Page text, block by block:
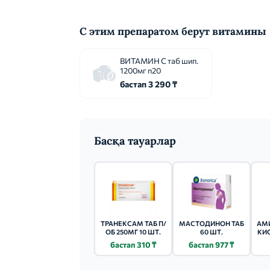
С этим препаратом берут витамины
ВИТАМИН С таб шип.
1200мг n20
бастап 3 290 ₸
Басқа тауарлар
ТРАНЕКСАМ ТАБ П/
ОБ 250МГ 10 ШТ.
бастап 310 ₸
МАСТОДИНОН ТАБ
60 ШТ.
бастап 977 ₸